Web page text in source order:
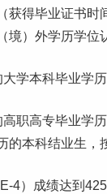
获得毕业证书时
境）外学历学位
学本科毕业学历
高职高专毕业学
的本科结业生，
4）成绩达到